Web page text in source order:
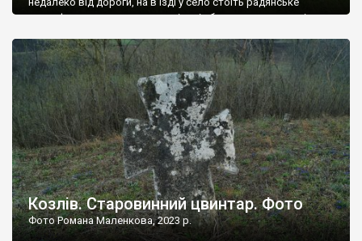
рельєфне пано, яке показує жінку і яблуню, а трохи далі, десь
не видно, але видно дві стареньких колії у траві – […]
Козлів. Старовинний цвинтар. Фото
Фото Романа Маленкова, 2023 р.